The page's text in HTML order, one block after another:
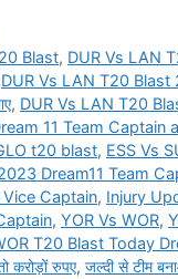
Blast, DUR Vs LAN
DUR Vs LAN T20 Blast
, DUR Vs LAN T20
11 Team Captain
t20 blast, ESS Vs
Dream11 Team
Captain, Injury
, YOR Vs WOR,
T20 Blast Today
करोड़ों रुपए, जल्दी से टीम